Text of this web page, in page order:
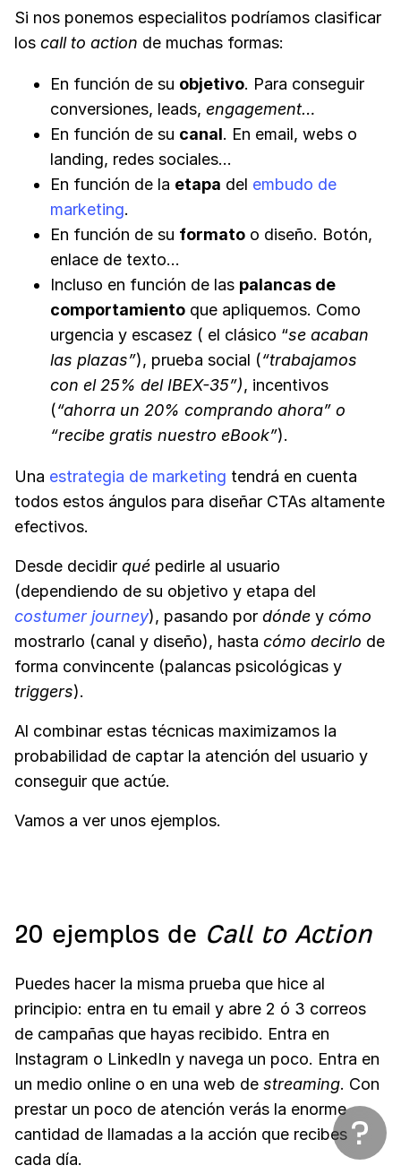
Si nos ponemos especialitos podríamos clasificar
los call to action de muchas formas:
En función de su objetivo. Para conseguir
conversiones, leads, engagement…
En función de su canal. En email, webs o
landing, redes sociales…
En función de la etapa del embudo de
marketing.
En función de su formato o diseño. Botón,
enlace de texto…
Incluso en función de las palancas de
comportamiento que apliquemos. Como
urgencia y escasez ( el clásico “se acaban
las plazas”), prueba social (“trabajamos
con el 25% del IBEX-35”), incentivos
(“ahorra un 20% comprando ahora” o
“recibe gratis nuestro eBook”).
Una estrategia de marketing tendrá en cuenta
todos estos ángulos para diseñar CTAs altamente
efectivos.
Desde decidir qué pedirle al usuario
(dependiendo de su objetivo y etapa del
costumer journey), pasando por dónde y cómo
mostrarlo (canal y diseño), hasta cómo decirlo de
forma convincente (palancas psicológicas y
triggers).
Al combinar estas técnicas maximizamos la
probabilidad de captar la atención del usuario y
conseguir que actúe.
Vamos a ver unos ejemplos.
20 ejemplos de Call to Action
Puedes hacer la misma prueba que hice al
principio: entra en tu email y abre 2 ó 3 correos
de campañas que hayas recibido. Entra en
Instagram o LinkedIn y navega un poco. Entra en
un medio online o en una web de streaming. Con
prestar un poco de atención verás la enorme
cantidad de llamadas a la acción que recibes
cada día.